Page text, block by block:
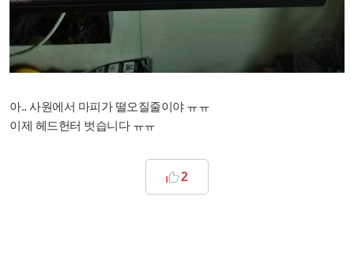
아.. 사원에서 마피가 떨오질줄이야 ㅠㅠ
이제 헤드헌터 벗습니다 ㅠㅠ
2